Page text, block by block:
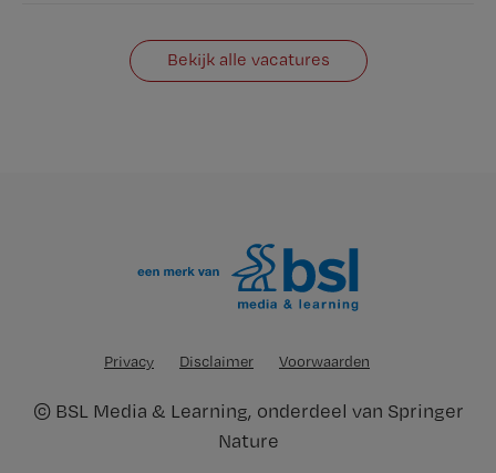
Bekijk alle vacatures
Privacy Disclaimer Voorwaarden
© BSL Media & Learning, onderdeel van Springer
Nature